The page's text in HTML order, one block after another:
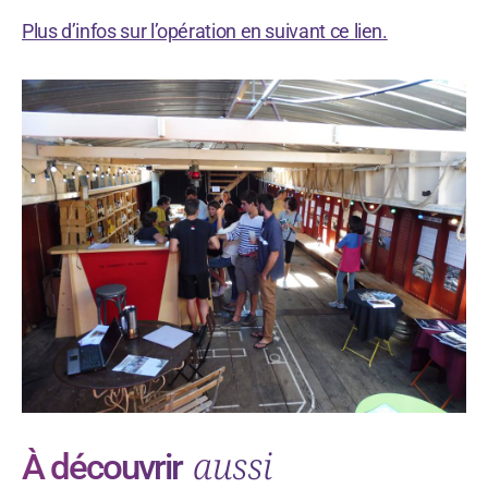
Plus d’infos sur l’opération en suivant ce lien.
À découvrir aussi